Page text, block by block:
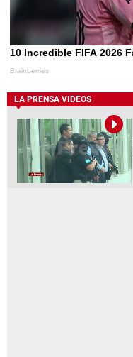
LA PRENSA VIDEOS